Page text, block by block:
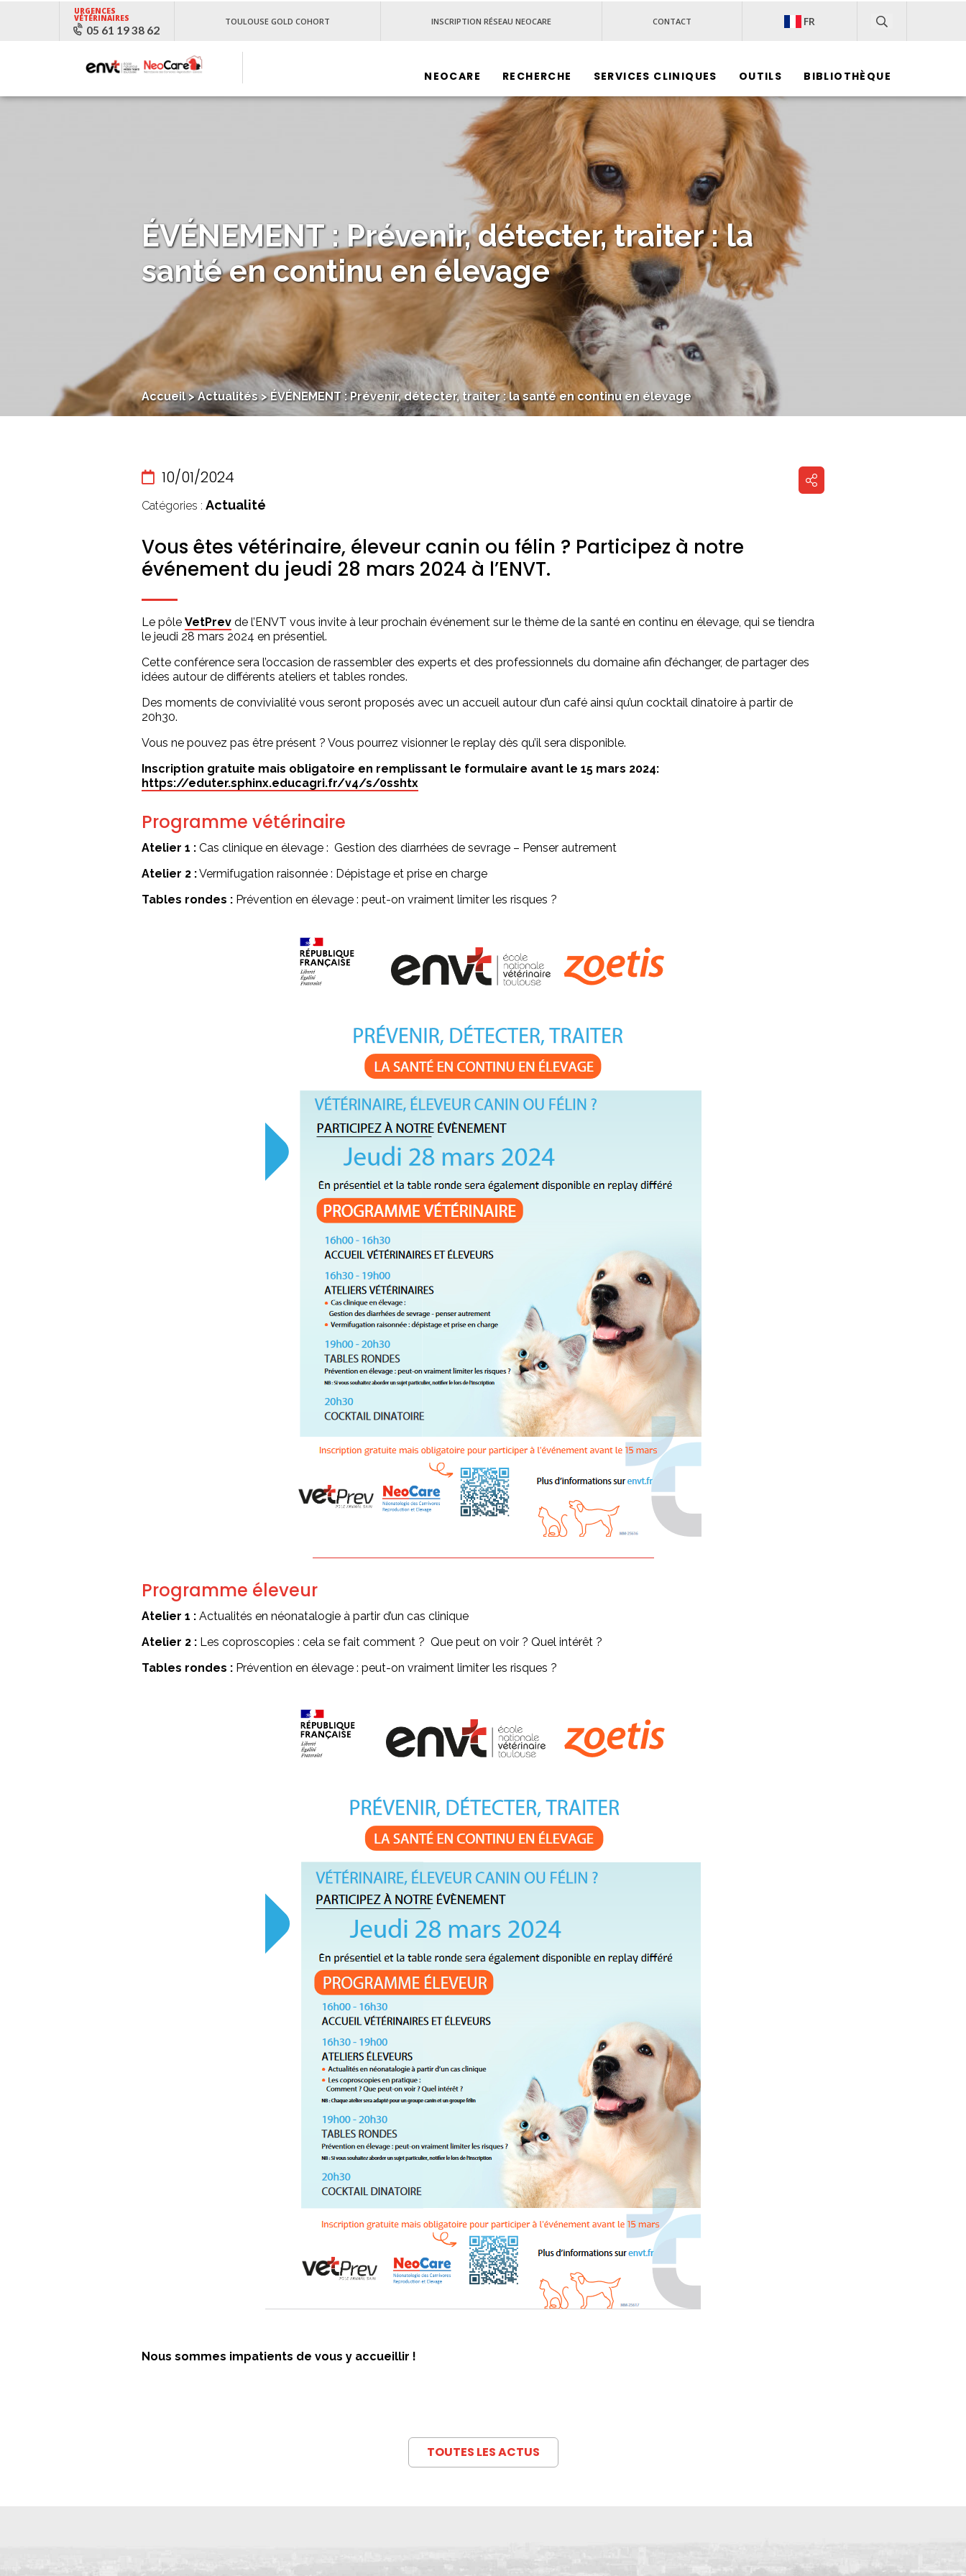
URGENCES
VÉTÉRINAIRES
05 61 19 38 62
TOULOUSE GOLD COHORT INSCRIPTION RÉSEAU NEOCARE CONTACT FR
NEOCARE‎ RECHERCHE SERVICES CLINIQUES OUTILS BIBLIOTHÈQUE‎ ‎ ‎ ‎ ‎ ‎
ÉVÉNEMENT : Prévenir, détecter, traiter : la
santé en continu en élevage
Accueil>Actualités> ÉVÉNEMENT : Prévenir, détecter, traiter : la santé en continu en élevage
10/01/2024
Catégories : Actualité
Vous êtes vétérinaire, éleveur canin ou félin ? Participez à notre
événement du jeudi 28 mars 2024 à l’ENVT.
Le pôle VetPrev de l’ENVT vous invite à leur prochain événement sur le thème de la santé en continu en élevage, qui se tiendra
le jeudi 28 mars 2024 en présentiel.
Cette conférence sera l’occasion de rassembler des experts et des professionnels du domaine afin d’échanger, de partager des
idées autour de différents ateliers et tables rondes.
Des moments de convivialité vous seront proposés avec un accueil autour d’un café ainsi qu’un cocktail dinatoire à partir de
20h30.
Vous ne pouvez pas être présent ? Vous pourrez visionner le replay dès qu’il sera disponible.
Inscription gratuite mais obligatoire en remplissant le formulaire avant le 15 mars 2024:
https://eduter.sphinx.educagri.fr/v4/s/0sshtx
Programme vétérinaire
Atelier 1 : Cas clinique en élevage : Gestion des diarrhées de sevrage – Penser autrement
Atelier 2 :Vermifugation raisonnée : Dépistage et prise en charge
Tables rondes : Prévention en élevage : peut-on vraiment limiter les risques ?
Programme éleveur
Atelier 1 : Actualités en néonatalogie à partir d’un cas clinique
Atelier 2 : Les coproscopies : cela se fait comment ? Que peut on voir ? Quel intérêt ?
Tables rondes : Prévention en élevage : peut-on vraiment limiter les risques ?
Nous sommes impatients de vous y accueillir !
TOUTES LES ACTUS